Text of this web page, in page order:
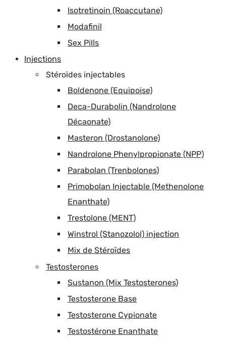
Isotretinoin (Roaccutane)
Modafinil
Sex Pills
Injections
Stéroïdes injectables
Boldenone (Equipoise)
Deca-Durabolin (Nandrolone
Décaonate)
Masteron (Drostanolone)
Nandrolone Phenylpropionate (NPP)
Parabolan (Trenbolones)
Primobolan Injectable (Methenolone
Enanthate)
Trestolone (MENT)
Winstrol (Stanozolol) injection
Mix de Stéroïdes
Testosterones
Sustanon (Mix Testosterones)
Testosterone Base
Testosterone Cypionate
Testostérone Enanthate